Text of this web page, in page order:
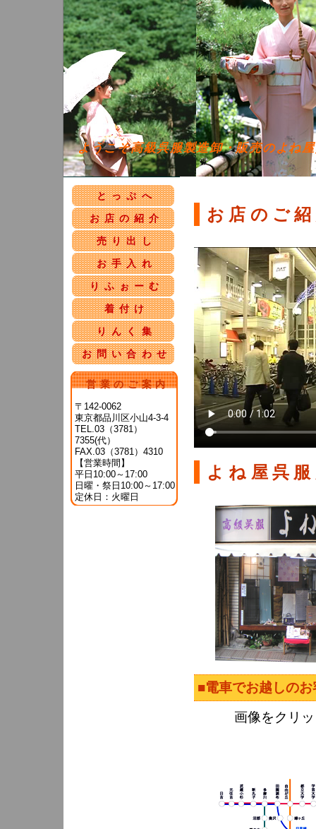
ようこそ高級呉服製造卸・販売のよね
とっぷへ
お店の紹介
売り出し
お手入れ
りふぉーむ
着付け
りんく集
お問い合わせ
営業のご案内
〒142-0062
東京都品川区小山4-3-4
TEL.03（3781）
7355(代）
FAX.03（3781）4310
【営業時間】
平日10:00～17:00
日曜・祭日10:00～17:00
定休日：火曜日
お店のご
よね屋呉
■電車でお越しのお
画像をクリ